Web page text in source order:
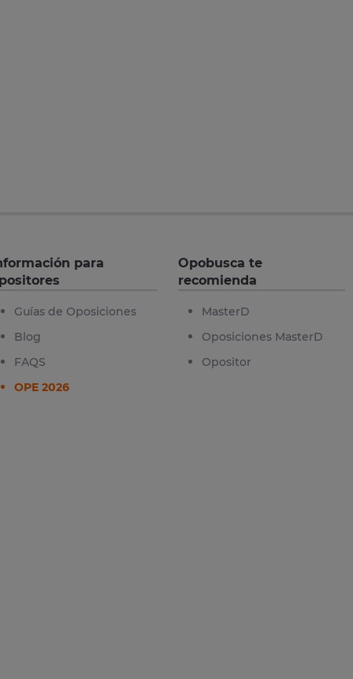
para
Guías de Oposiciones
Blog
FAQS
OPE 2026
Opobusca te
recomienda
MasterD
Oposiciones MasterD
Opositor